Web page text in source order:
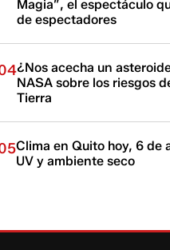
Magia”, el espectáculo
de espectadores
¿Nos acecha un
NASA sobre los riesgos
Tierra
Clima en Quito hoy, 6 de
UV y ambiente seco